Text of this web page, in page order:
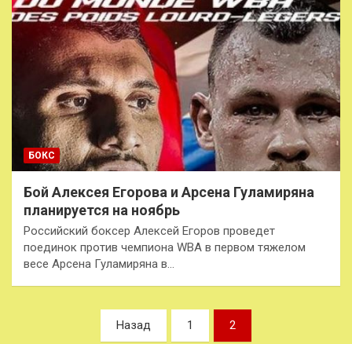
БОКС
Бой Алексея Егорова и Арсена Гуламиряна
планируется на ноябрь
Российский боксер Алексей Егоров проведет
поединок против чемпиона WBA в первом тяжелом
весе Арсена Гуламиряна в…
Назад 1 2